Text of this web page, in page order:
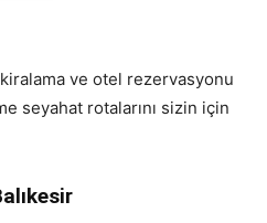
ve otel rezervasyonu
seyahat rotalarını sizin için